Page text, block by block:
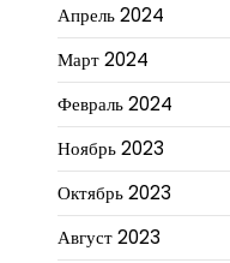
Апрель 2024
Март 2024
Февраль 2024
Ноябрь 2023
Октябрь 2023
Август 2023